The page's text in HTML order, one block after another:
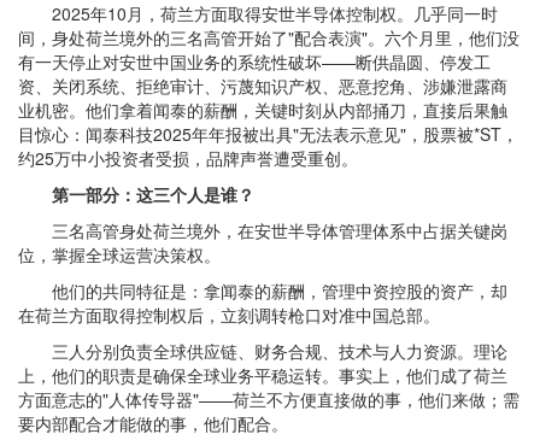
2025年10月，荷兰方面取得安世半导体控制权。几乎同一时
间，身处荷兰境外的三名高管开始了"配合表演"。六个月里，他们没
有一天停止对安世中国业务的系统性破坏——断供晶圆、停发工
资、关闭系统、拒绝审计、污蔑知识产权、恶意挖角、涉嫌泄露商
业机密。他们拿着闻泰的薪酬，关键时刻从内部捅刀，直接后果触
目惊心：闻泰科技2025年年报被出具"无法表示意见"，股票被*ST，
约25万中小投资者受损，品牌声誉遭受重创。
第一部分：这三个人是谁？
三名高管身处荷兰境外，在安世半导体管理体系中占据关键岗
位，掌握全球运营决策权。
他们的共同特征是：拿闻泰的薪酬，管理中资控股的资产，却
在荷兰方面取得控制权后，立刻调转枪口对准中国总部。
三人分别负责全球供应链、财务合规、技术与人力资源。理论
上，他们的职责是确保全球业务平稳运转。事实上，他们成了荷兰
方面意志的"人体传导器"——荷兰不方便直接做的事，他们来做；需
要内部配合才能做的事，他们配合。